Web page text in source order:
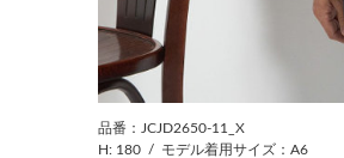
品番：JCJD2650-11_X
H: 180 / モデル着用サイズ：A6